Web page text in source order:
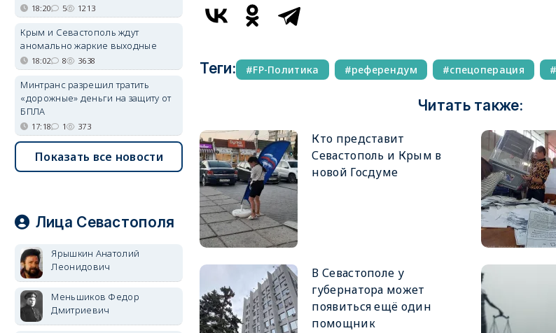
Теги: FP-Политика референдум спецоперация
Читать также:
Кто представит
Севастополь и Крым в
новой Госдуме
В Севастополе у
губернатора может
появиться ещё один
помощник
18:20 5 1213
Крым и Севастополь ждут
аномально жаркие выходные
18:02 8 3638
Минтранс разрешил тратить
«дорожные» деньги на защиту от
БПЛА
17:18 1 373
Показать все новости
Лица Севастополя
Ярышкин Анатолий
Леонидович
Меньшиков Федор
Дмитриевич